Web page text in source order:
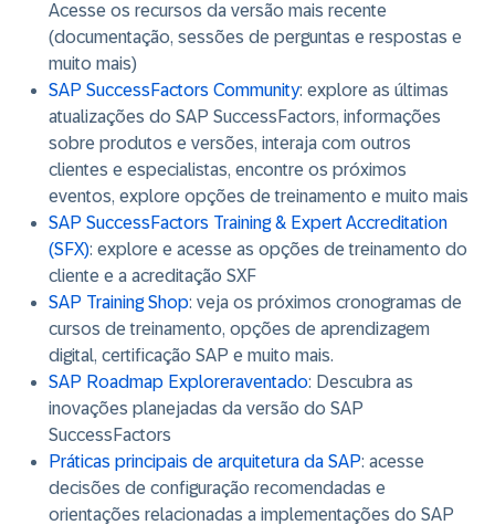
Acesse os recursos da versão mais recente
(documentação, sessões de perguntas e respostas e
muito mais)
SAP SuccessFactors Community: explore as últimas
atualizações do SAP SuccessFactors, informações
sobre produtos e versões, interaja com outros
clientes e especialistas, encontre os próximos
eventos, explore opções de treinamento e muito mais
SAP SuccessFactors Training & Expert Accreditation
(SFX): explore e acesse as opções de treinamento do
cliente e a acreditação SXF
SAP Training Shop: veja os próximos cronogramas de
cursos de treinamento, opções de aprendizagem
digital, certificação SAP e muito mais.
SAP Roadmap Exploreraventado: Descubra as
inovações planejadas da versão do SAP
SuccessFactors
Práticas principais de arquitetura da SAP: acesse
decisões de configuração recomendadas e
orientações relacionadas a implementações do SAP